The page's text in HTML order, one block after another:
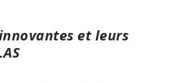
et leurs